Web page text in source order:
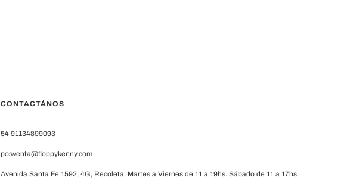
CONTACTÁNOS
54 91134899093
posventa@floppykenny.com
Avenida Santa Fe 1592, 4G, Recoleta. Martes a Viernes de 11 a 19hs. Sábado de 11 a 17hs.